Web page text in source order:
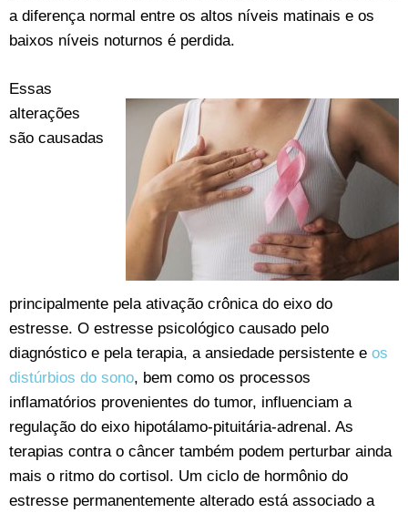
a diferença normal entre os altos níveis matinais e os
baixos níveis noturnos é perdida.
Essas
alterações
são causadas
principalmente pela ativação crônica do eixo do
estresse. O estresse psicológico causado pelo
diagnóstico e pela terapia, a ansiedade persistente e os
distúrbios do sono, bem como os processos
inflamatórios provenientes do tumor, influenciam a
regulação do eixo hipotálamo-pituitária-adrenal. As
terapias contra o câncer também podem perturbar ainda
mais o ritmo do cortisol. Um ciclo de hormônio do
estresse permanentemente alterado está associado a